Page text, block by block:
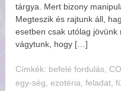
tárgya. Mert bizony
Megteszik és rajtunk áll,
esetben csak utólag
vágytunk, hogy […]
Címkék: befelé fordulás,
egy-ség,ezotéria,feladat,